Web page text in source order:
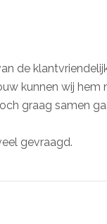
de
kunnen wij hem
graag samen
gevraagd.